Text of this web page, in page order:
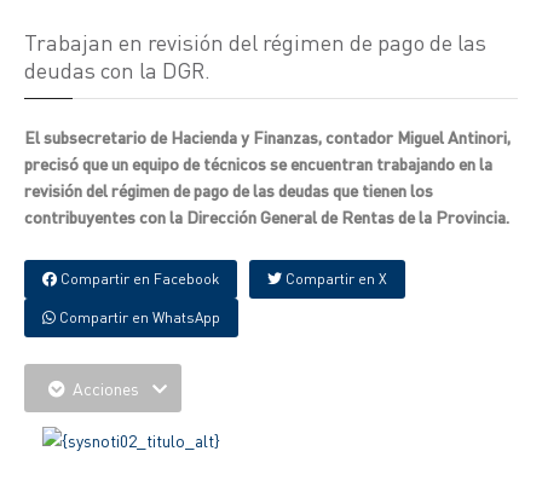
Trabajan en revisión del régimen de pago de las
deudas con la DGR.
El subsecretario de Hacienda y Finanzas, contador Miguel Antinori,
precisó que un equipo de técnicos se encuentran trabajando en la
revisión del régimen de pago de las deudas que tienen los
contribuyentes con la Dirección General de Rentas de la Provincia.
Compartir en Facebook Compartir en X
Compartir en WhatsApp
Acciones